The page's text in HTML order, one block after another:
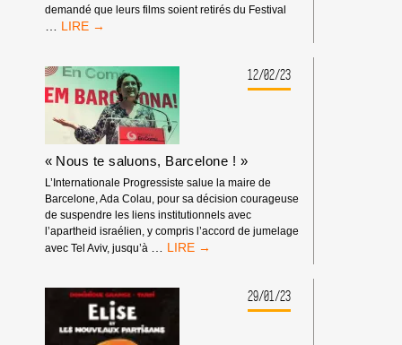
demandé que leurs films soient retirés du Festival
DES
RETIRENT
DU
FESTIVAL
DU
FILM
DE
JÉRUSALEM
ORGANISÉ
PAR
L’ÉTAT
D’APARTHEID
ISRAÉLIEN
12/02/23
« Nous te saluons, Barcelone ! »
L’Internationale Progressiste salue la maire de
Barcelone, Ada Colau, pour sa décision courageuse
de suspendre les liens institutionnels avec
l’apartheid israélien, y compris l’accord de jumelage
avec Tel Aviv, jusqu’à
« NOUS
BARCELONE ! »29/01/23